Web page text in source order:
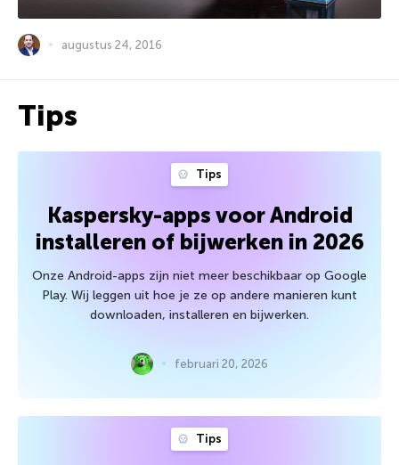
augustus 24, 2016
Tips
Tips
Kaspersky-apps voor Android
installeren of bijwerken in 2026
Onze Android-apps zijn niet meer beschikbaar op Google
Play. Wij leggen uit hoe je ze op andere manieren kunt
downloaden, installeren en bijwerken.
februari 20, 2026
Tips